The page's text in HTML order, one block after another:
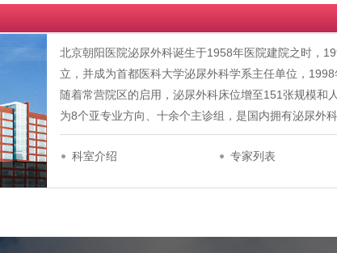
北京朝阳医院泌尿外科诞生于1958年医院建院之时，
立，并成为首都医科大学泌尿外科学系主任单位，
随着常营院区的启用，泌尿外科床位增至151张规模和
为8个亚专业方向、十余个主诊组，是国内拥有泌尿外
科室介绍 专家列表